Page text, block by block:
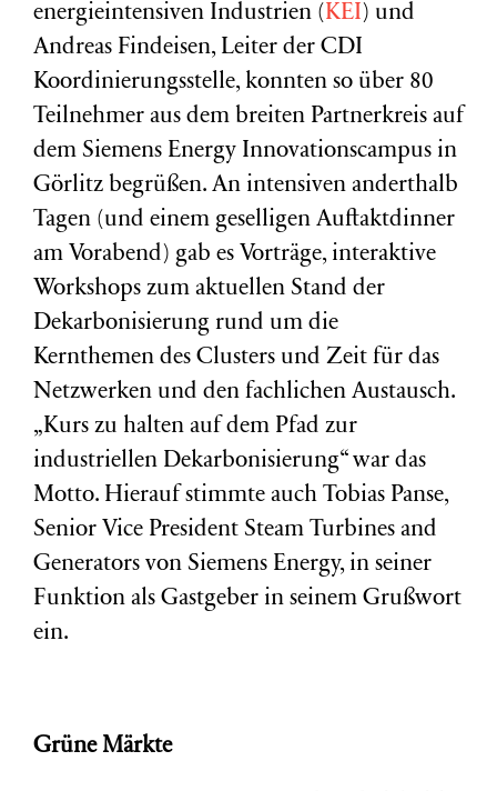
energieintensiven Industrien (KEI) und
Andreas Findeisen, Leiter der CDI
Koordinierungsstelle, konnten so über 80
Teilnehmer aus dem breiten Partnerkreis auf
dem Siemens Energy Innovationscampus in
Görlitz begrüßen. An intensiven anderthalb
Tagen (und einem geselligen Auftaktdinner
am Vorabend) gab es Vorträge, interaktive
Workshops zum aktuellen Stand der
Dekarbonisierung rund um die
Kernthemen des Clusters und Zeit für das
Netzwerken und den fachlichen Austausch.
„Kurs zu halten auf dem Pfad zur
industriellen Dekarbonisierung“ war das
Motto. Hierauf stimmte auch Tobias Panse,
Senior Vice President Steam Turbines and
Generators von Siemens Energy, in seiner
Funktion als Gastgeber in seinem Grußwort
ein.
Grüne Märkte